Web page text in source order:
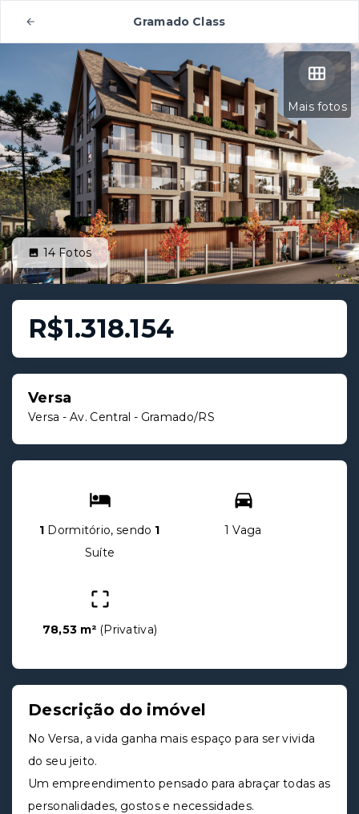
Gramado Class
Mais fotos
14 Fotos
R$1.318.154
Versa
Versa - Av. Central - Gramado/RS
1 Dormitório, sendo 1
Suíte
1 Vaga
78,53 m² (Privativa)
Descrição do imóvel
No Versa, a vida ganha mais espaço para ser vivida
do seu jeito.
Um empreendimento pensado para abraçar todas as
personalidades, gostos e necessidades.